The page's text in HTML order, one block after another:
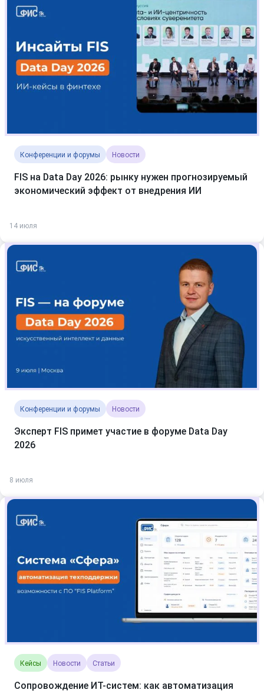
Конференции и форумы Новости
FIS на Data Day 2026: рынку нужен прогнозируемый
экономический эффект от внедрения ИИ
14 июля
Конференции и форумы Новости
Эксперт FIS примет участие в форуме Data Day
2026
8 июля
Кейсы Новости Статьи
Сопровождение ИТ-систем: как автоматизация